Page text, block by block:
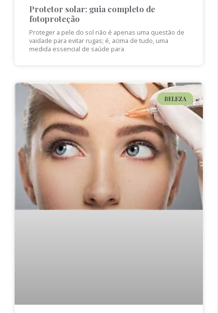
Protetor solar: guia completo de
fotoproteção
Proteger a pele do sol não é apenas uma questão de
vaidade para evitar rugas; é, acima de tudo, uma
medida essencial de saúde para
BELEZA